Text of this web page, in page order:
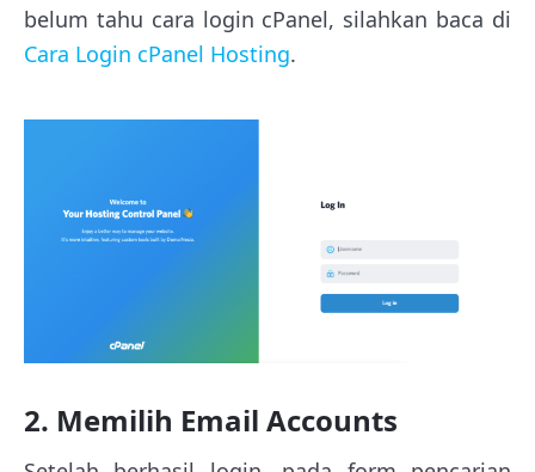
belum tahu cara login cPanel, silahkan baca di
Cara Login cPanel Hosting.
2. Memilih Email Accounts